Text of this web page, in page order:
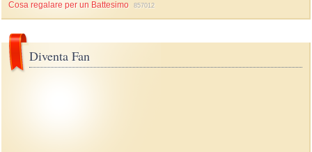
Cosa regalare per un Battesimo 857012
Diventa Fan